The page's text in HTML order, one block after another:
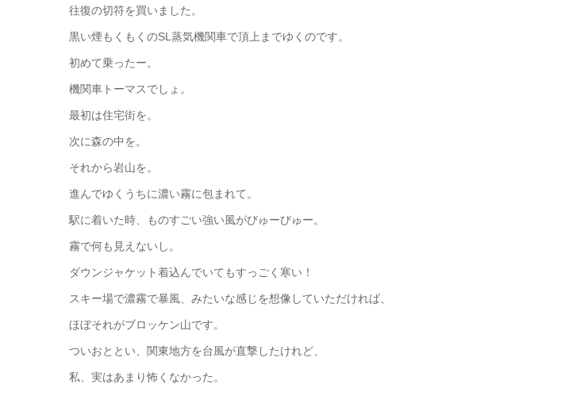
往復の切符を買いました。
黒い煙もくもくのSL蒸気機関車で頂上までゆくのです。
初めて乗ったー。
機関車トーマスでしょ。
最初は住宅街を。
次に森の中を。
それから岩山を。
進んでゆくうちに濃い霧に包まれて。
駅に着いた時、ものすごい強い風がびゅーびゅー。
霧で何も見えないし。
ダウンジャケット着込んでいてもすっごく寒い！
スキー場で濃霧で暴風、みたいな感じを想像していただければ、
ほぼそれがブロッケン山です。
ついおととい、関東地方を台風が直撃したけれど、
私、実はあまり怖くなかった。